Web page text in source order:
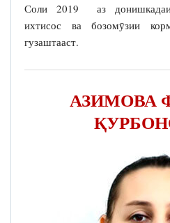
Соли 2019 аз донишкадаи
ихтисос ва бозомӯзии
гузаштааст.
АЗИМОВА